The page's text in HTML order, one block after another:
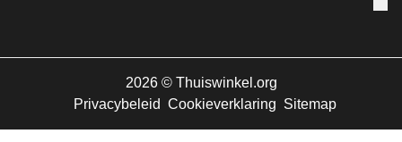
2026 ©Thuiswinkel.org
Privacybeleid Cookieverklaring Sitemap